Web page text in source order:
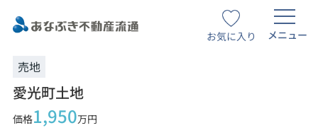
お気に入り メニュー
売地
愛光町土地
価格1,950万円